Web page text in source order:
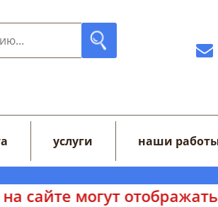
услуги наши
некорректно.